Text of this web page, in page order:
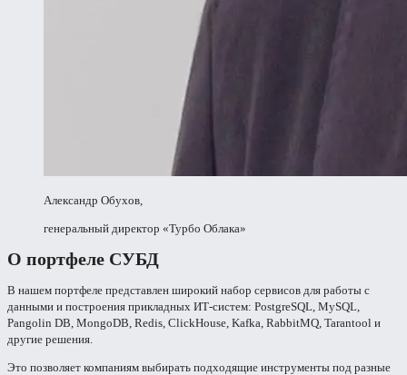
Александр Обухов,
генеральный директор «Турбо Облака»
О портфеле СУБД
В нашем портфеле представлен широкий набор сервисов для работы с
данными и построения прикладных ИТ-систем: PostgreSQL, MySQL,
Pangolin DB, MongoDB, Redis, ClickHouse, Kafka, RabbitMQ, Tarantool и
другие решения.
Это позволяет компаниям выбирать подходящие инструменты под разные